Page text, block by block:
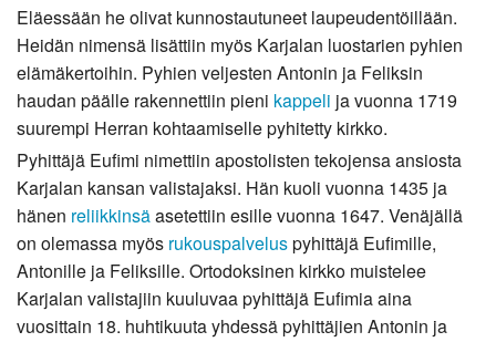
Eläessään he olivat kunnostautuneet laupeudentöillään.
Heidän nimensä lisättiin myös Karjalan luostarien pyhien
elämäkertoihin. Pyhien veljesten Antonin ja Feliksin
haudan päälle rakennettiin pieni kappeli ja vuonna 1719
suurempi Herran kohtaamiselle pyhitetty kirkko.
Pyhittäjä Eufimi nimettiin apostolisten tekojensa ansiosta
Karjalan kansan valistajaksi. Hän kuoli vuonna 1435 ja
hänen reliikkinsäasetettiin esille vuonna 1647. Venäjällä
on olemassa myös rukouspalveluspyhittäjä Eufimille,
Antonille ja Feliksille. Ortodoksinen kirkko muistelee
Karjalan valistajiin kuuluvaa pyhittäjä Eufimia aina
vuosittain 18. huhtikuuta yhdessä pyhittäjien Antonin ja